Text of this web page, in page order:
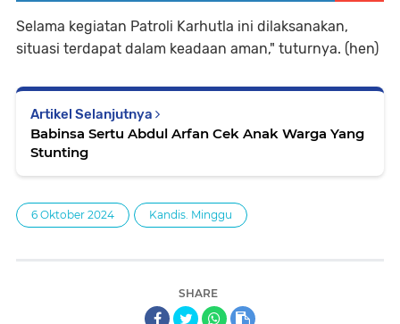
Selama kegiatan Patroli Karhutla ini dilaksanakan,
situasi terdapat dalam keadaan aman," tuturnya. (hen)
Artikel Selanjutnya
Babinsa Sertu Abdul Arfan Cek Anak Warga Yang
Stunting
6 Oktober 2024 Kandis. Minggu
SHARE